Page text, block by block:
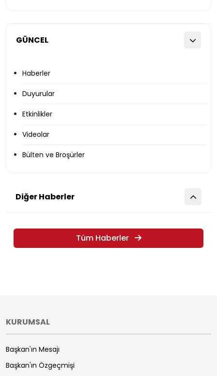
GÜNCEL
Haberler
Duyurular
Etkinlikler
Videolar
Bülten ve Broşürler
Diğer Haberler
Tüm Haberler
KURUMSAL
Başkan'ın Mesajı
Başkan'ın Özgeçmişi